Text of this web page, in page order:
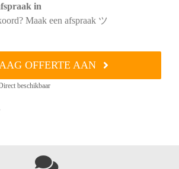
in
Maak een afspraak ツ
OFFERTE AAN
beschikbaar